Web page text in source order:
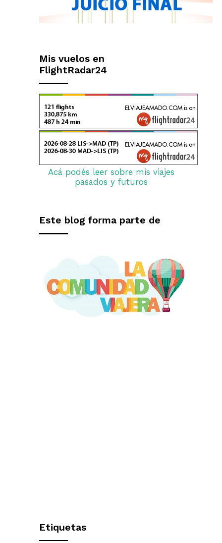
Mis vuelos en
FlightRadar24
Acá podés leer sobre mis viajes
pasados y futuros
Este blog forma parte de
Etiquetas